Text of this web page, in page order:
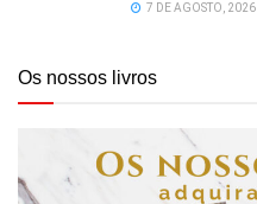
7 DE AGOSTO, 2026
Os nossos livros